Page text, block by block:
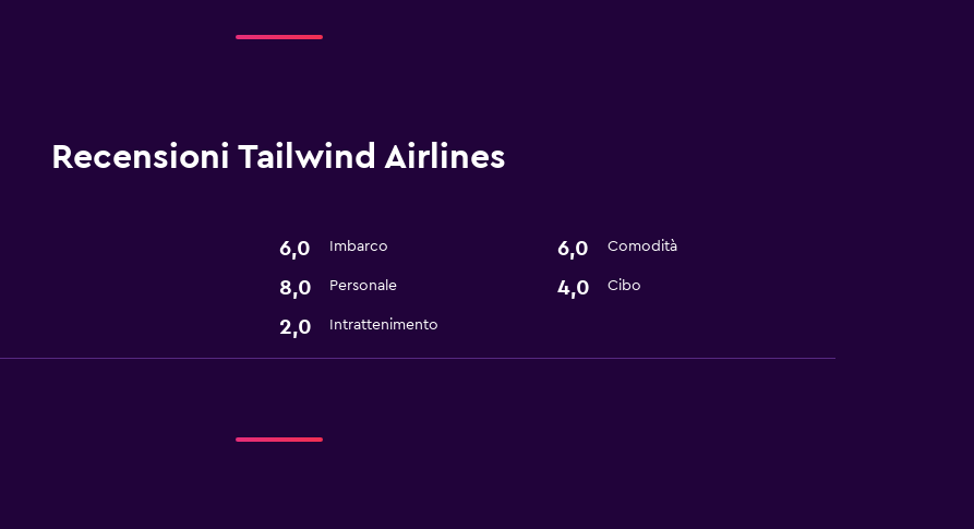
Recensioni Tailwind Airlines
6,0 Imbarco 6,0 Comodità
8,0 Personale 4,0 Cibo
2,0 Intrattenimento